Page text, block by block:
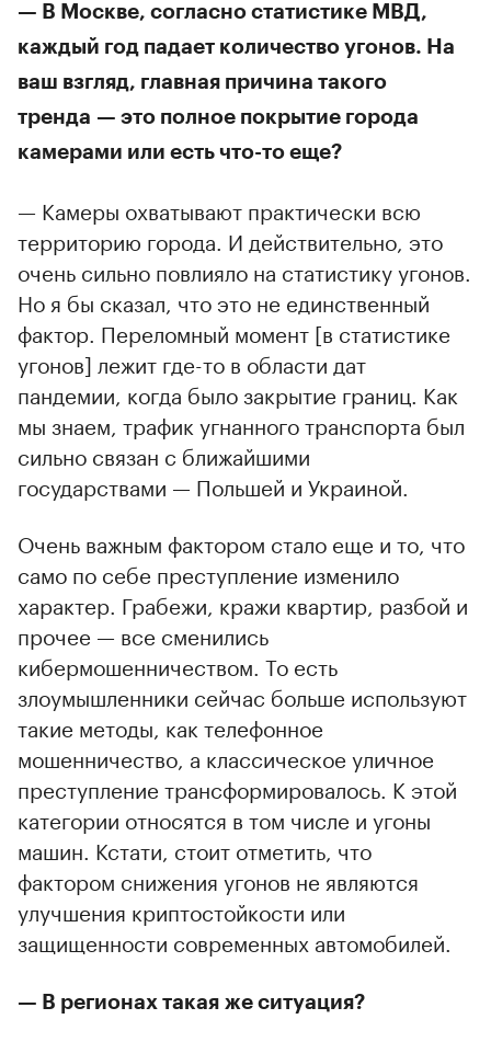
— В Москве, согласно статистике МВД,
каждый год падает количество угонов. На
ваш взгляд, главная причина такого
тренда — это полное покрытие города
камерами или есть что-то еще?
— Камеры охватывают практически всю
территорию города. И действительно, это
очень сильно повлияло на статистику угонов.
Но я бы сказал, что это не единственный
фактор. Переломный момент [в статистике
угонов] лежит где-то в области дат
пандемии, когда было закрытие границ. Как
мы знаем, трафик угнанного транспорта был
сильно связан с ближайшими
государствами — Польшей и Украиной.
Очень важным фактором стало еще и то, что
само по себе преступление изменило
характер. Грабежи, кражи квартир, разбой и
прочее — все сменились
кибермошенничеством. То есть
злоумышленники сейчас больше используют
такие методы, как телефонное
мошенничество, а классическое уличное
преступление трансформировалось. К этой
категории относятся в том числе и угоны
машин. Кстати, стоит отметить, что
фактором снижения угонов не являются
улучшения криптостойкости или
защищенности современных автомобилей.
— В регионах такая же ситуация?